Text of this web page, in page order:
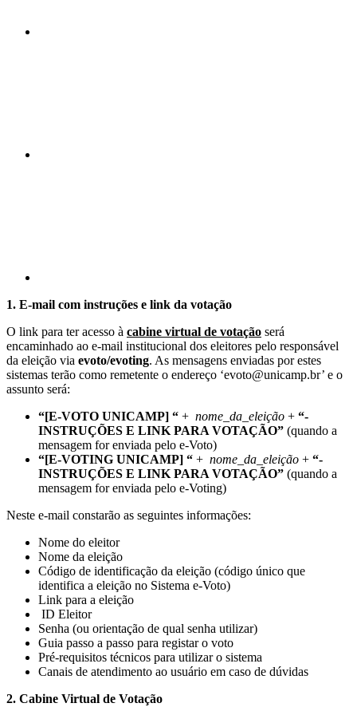
1. E-mail com instruções e link da votação
O link para ter acesso à cabine virtual de votação será
encaminhado ao e-mail institucional dos eleitores pelo responsável
da eleição via evoto/evoting. As mensagens enviadas por estes
sistemas terão como remetente o endereço ‘evoto@unicamp.br’ e o
assunto será:
“[E-VOTO UNICAMP] “ + nome_da_eleição + “-
INSTRUÇÕES E LINK PARA VOTAÇÃO” (quando a
mensagem for enviada pelo e-Voto)
“[E-VOTING UNICAMP] “ + nome_da_eleição + “-
INSTRUÇÕES E LINK PARA VOTAÇÃO” (quando a
mensagem for enviada pelo e-Voting)
Neste e-mail constarão as seguintes informações:
Nome do eleitor
Nome da eleição
Código de identificação da eleição (código único que
identifica a eleição no Sistema e-Voto)
Link para a eleição
ID Eleitor
Senha (ou orientação de qual senha utilizar)
Guia passo a passo para registar o voto
Pré-requisitos técnicos para utilizar o sistema
Canais de atendimento ao usuário em caso de dúvidas
2. Cabine Virtual de Votação